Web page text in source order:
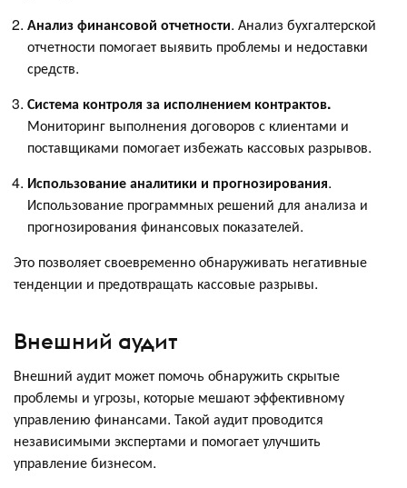
Анализ финансовой отчетности. Анализ бухгалтерской
отчетности помогает выявить проблемы и недоставки
средств.
Система контроля за исполнением контрактов.
Мониторинг выполнения договоров с клиентами и
поставщиками помогает избежать кассовых разрывов.
Использование аналитики и прогнозирования.
Использование программных решений для анализа и
прогнозирования финансовых показателей.
Это позволяет своевременно обнаруживать негативные
тенденции и предотвращать кассовые разрывы.
Внешний аудит
Внешний аудит может помочь обнаружить скрытые
проблемы и угрозы, которые мешают эффективному
управлению финансами. Такой аудит проводится
независимыми экспертами и помогает улучшить
управление бизнесом.